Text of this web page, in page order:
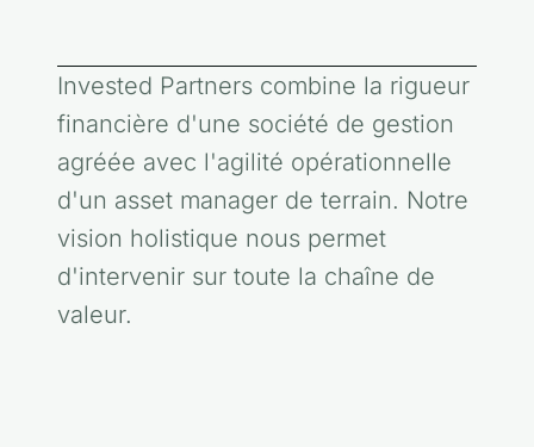
Invested Partners combine la rigueur
financière d'une société de gestion
agréée avec l'agilité opérationnelle
d'un asset manager de terrain. Notre
vision holistique nous permet
d'intervenir sur toute la chaîne de
valeur.